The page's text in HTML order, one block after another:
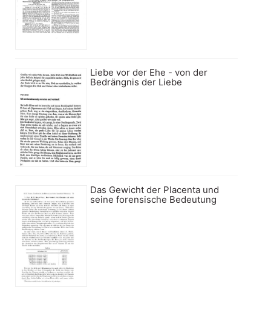
Liebe vor der Ehe - von der
Bedrängnis der Liebe
Das Gewicht der Placenta und
seine forensische Bedeutung